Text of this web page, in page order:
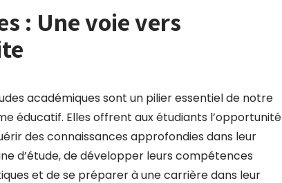
: Une voie vers
académiques sont un pilier essentiel de notre
éducatif. Elles offrent aux étudiants l’opportunité
des connaissances approfondies dans leur
d’étude, de développer leurs compétences
et de se préparer à une carrière dans leur